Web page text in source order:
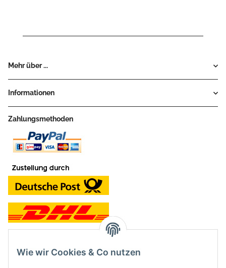
Mehr über ...
Informationen
Zahlungsmethoden
Wie wir Cookies & Co nutzen